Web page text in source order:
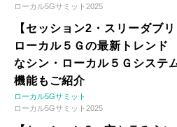
ローカル5Gサミット2025
【セッション2・スリーダブ
ローカル５Ｇの最新トレン
なシン・ローカル５Ｇシステ
機能もご紹介
ローカル5Gサミット
ローカル5Gサミット2025